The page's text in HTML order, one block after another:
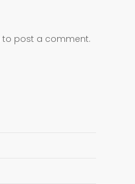
to post a comment.